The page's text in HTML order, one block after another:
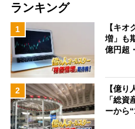
ランキング
1
【キ
増」も
億円超
2
【億り
「総
ーから